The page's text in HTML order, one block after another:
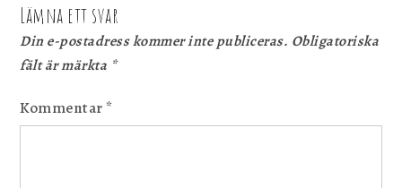
Lämna ett svar
Din e-postadress kommer inte publiceras. Obligatoriska
fält är märkta *
Kommentar*